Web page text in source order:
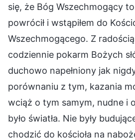
się, że Bóg Wszechmogący
powrócił i wstąpiłem do
Wszechmogącego. Z
codziennie pokarm Bożych
duchowo napełniony jak
porównaniu z tym, kazania
wciąż o tym samym, nudne i
było światła. Nie były
chodzić do kościoła na